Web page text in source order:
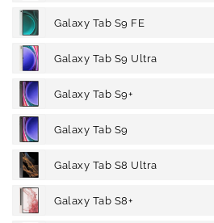
Galaxy Tab S9 FE
Galaxy Tab S9 Ultra
Galaxy Tab S9+
Galaxy Tab S9
Galaxy Tab S8 Ultra
Galaxy Tab S8+